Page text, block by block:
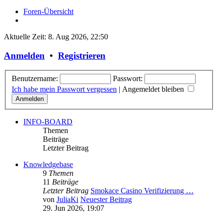
Foren-Übersicht
Aktuelle Zeit: 8. Aug 2026, 22:50
Anmelden • Registrieren
Benutzername:
Passwort:
Ich habe mein Passwort vergessen | Angemeldet bleiben
INFO-BOARD
Themen
Beiträge
Letzter Beitrag
Knowledgebase
9 Themen
11 Beiträge
Letzter Beitrag Smokace Casino Verifizierung …
von JuliaKi Neuester Beitrag
29. Jun 2026, 19:07